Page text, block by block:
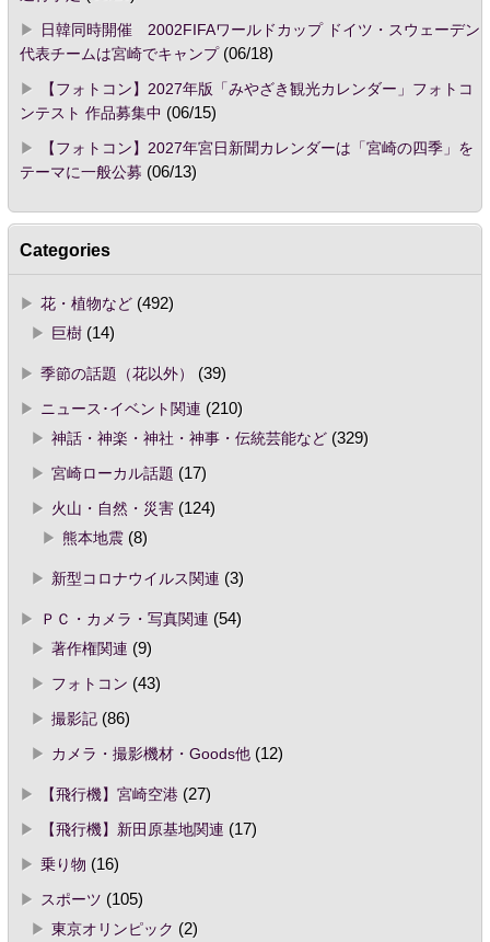
日韓同時開催 2002FIFAワールドカップ ドイツ・スウェーデン
代表チームは宮崎でキャンプ(06/18)
【フォトコン】2027年版「みやざき観光カレンダー」フォトコ
ンテスト 作品募集中 (06/15)
【フォトコン】2027年宮日新聞カレンダーは「宮崎の四季」を
テーマに一般公募 (06/13)
Categories
花・植物など(492)
巨樹(14)
季節の話題（花以外）
(39)
ニュース･イベント関連 (210)
神話・神楽・神社・神事・伝統芸能など(329)
宮崎ローカル話題 (17)
火山・自然・災害(124)
熊本地震(8)
新型コロナウイルス関連 (3)
ＰＣ・カメラ・写真関連 (54)
著作権関連 (9)
フォトコン (43)
撮影記(86)
カメラ・撮影機材・Goods他(12)
【飛行機】宮崎空港(27)
【飛行機】新田原基地関連 (17)
乗り物 (16)
スポーツ (105)
東京オリンピック (2)